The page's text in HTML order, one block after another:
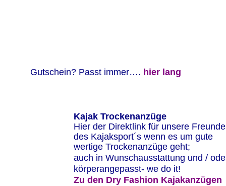
Kajak Trockenanzüge
Hier der Direktlink für unsere
des Kajaksport´s wenn es um gute
wertige Trockenanzüge geht;
auch in Wunschausstattung und /
körperangepasst- we do it!
Zu den Dry Fashion Kajakanzügen
          Gutschein? Passt immer….
hier lang